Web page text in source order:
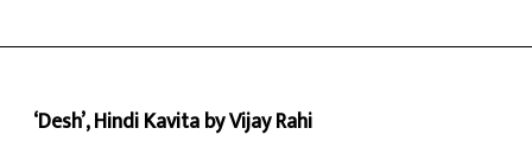
‘Desh’, Hindi Kavita by Vijay Rahi